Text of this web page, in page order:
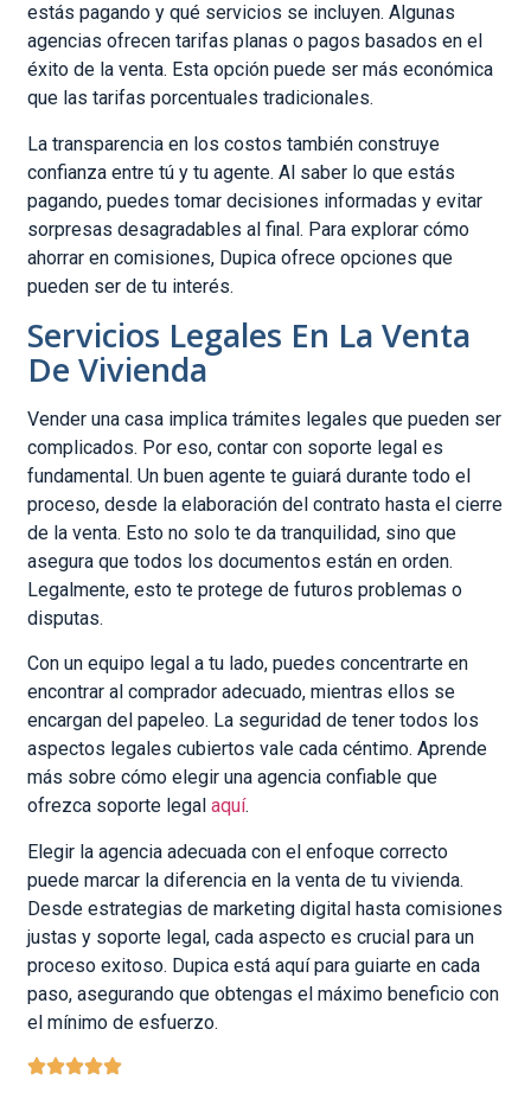
estás pagando y qué servicios se incluyen. Algunas
agencias ofrecen tarifas planas o pagos basados en el
éxito de la venta. Esta opción puede ser más económica
que las tarifas porcentuales tradicionales.
La transparencia en los costos también construye
confianza entre tú y tu agente. Al saber lo que estás
pagando, puedes tomar decisiones informadas y evitar
sorpresas desagradables al final. Para explorar cómo
ahorrar en comisiones, Dupica ofrece opciones que
pueden ser de tu interés.
Servicios Legales En La Venta
De Vivienda
Vender una casa implica trámites legales que pueden ser
complicados. Por eso, contar con soporte legal es
fundamental. Un buen agente te guiará durante todo el
proceso, desde la elaboración del contrato hasta el cierre
de la venta. Esto no solo te da tranquilidad, sino que
asegura que todos los documentos están en orden.
Legalmente, esto te protege de futuros problemas o
disputas.
Con un equipo legal a tu lado, puedes concentrarte en
encontrar al comprador adecuado, mientras ellos se
encargan del papeleo. La seguridad de tener todos los
aspectos legales cubiertos vale cada céntimo. Aprende
más sobre cómo elegir una agencia confiable que
ofrezca soporte legalaquí.
Elegir la agencia adecuada con el enfoque correcto
puede marcar la diferencia en la venta de tu vivienda.
Desde estrategias de marketing digital hasta comisiones
justas y soporte legal, cada aspecto es crucial para un
proceso exitoso. Dupica está aquí para guiarte en cada
paso, asegurando que obtengas el máximo beneficio con
el mínimo de esfuerzo.